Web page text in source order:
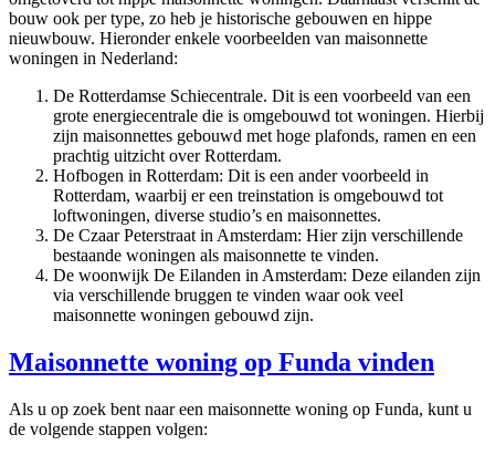
bouw ook per type, zo heb je historische gebouwen en hippe
nieuwbouw. Hieronder enkele voorbeelden van maisonnette
woningen in Nederland:
De Rotterdamse Schiecentrale. Dit is een voorbeeld van een
grote energiecentrale die is omgebouwd tot woningen. Hierbij
zijn maisonnettes gebouwd met hoge plafonds, ramen en een
prachtig uitzicht over Rotterdam.
Hofbogen in Rotterdam: Dit is een ander voorbeeld in
Rotterdam, waarbij er een treinstation is omgebouwd tot
loftwoningen, diverse studio’s en maisonnettes.
De Czaar Peterstraat in Amsterdam: Hier zijn verschillende
bestaande woningen als maisonnette te vinden.
De woonwijk De Eilanden in Amsterdam: Deze eilanden zijn
via verschillende bruggen te vinden waar ook veel
maisonnette woningen gebouwd zijn.
Maisonnette woning op Funda vinden
Als u op zoek bent naar een maisonnette woning op Funda, kunt u
de volgende stappen volgen: